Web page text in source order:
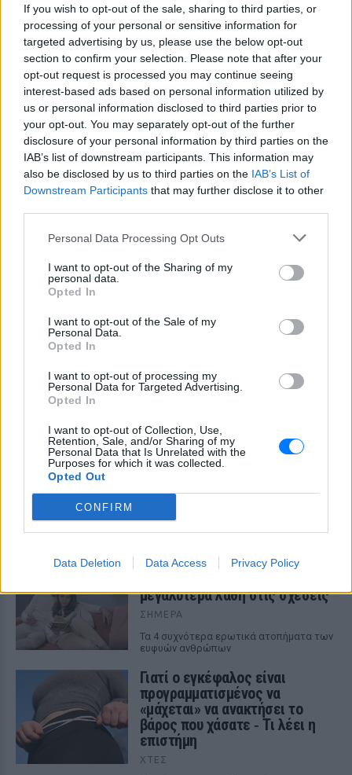
If you wish to opt-out of the sale, sharing to third parties, or
processing of your personal or sensitive information for
targeted advertising by us, please use the below opt-out
section to confirm your selection. Please note that after your
opt-out request is processed you may continue seeing
interest-based ads based on personal information utilized by
us or personal information disclosed to third parties prior to
your opt-out. You may separately opt-out of the further
disclosure of your personal information by third parties on the
IAB’s list of downstream participants. This information may
also be disclosed by us to third parties on the IAB’s List of
Downstream Participants that may further disclose it to other
Personal Data Processing Opt Outs
I want to opt-out of the Sharing of my
personal data.
Opted In
I want to opt-out of the Sale of my
Personal Data.
Opted In
I want to opt-out of processing my
Personal Data for Targeted Advertising.
Opted In
I want to opt-out of Collection, Use,
Retention, Sale, and/or Sharing of my
Personal Data that Is Unrelated with the
Purposes for which it was collected.
Opted Out
CONFIRM
Data Deletion Data Access Privacy Policy
ΔΕΙΤΕ ΕΠΙΣΗΣ
Γιατί γεμίζουμε σπυράκια στις
διακοπές και πώς θα τα
Ο λόγος που οι πιο έξυπνοι
μεγαλύτερα λάθη στις σχέσεις
ΣΉΜΕΡΑ
Τα 4 συχνότερα ερωτικά ατοπήματα των
ευφυών ανθρώπων
Γιατί ο εγκέφαλος είναι
προγραμματισμένος να
«μάχεται» να ανακτήσει το
βάρος που χάσατε ‑ Τι λέει η
επιστήμη
ΧΤΕΣ